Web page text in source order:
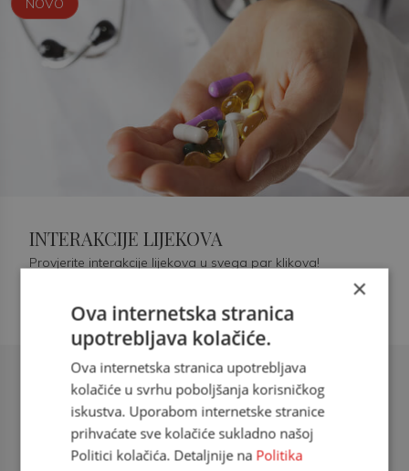
Šećerna bolest tip 2 = kardiovaskularna
doc. dr. sc. Višnja Kokić Maleš,
dr.med., specijalististica
INTERAKCIJE LIJEKOVA
Provjerite interakcije lijekova u svega par klikova!
×
Ova internetska stranica
upotrebljava kolačiće.
Ova internetska stranica upotrebljava
kolačiće u svrhu poboljšanja korisničkog
iskustva. Uporabom internetske stranice
prihvaćate sve kolačiće sukladno našoj
Politici kolačića. Detaljnije na Politika